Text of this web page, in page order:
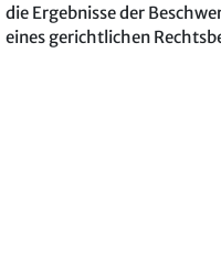
die Ergebnisse der
eines gerichtlichen